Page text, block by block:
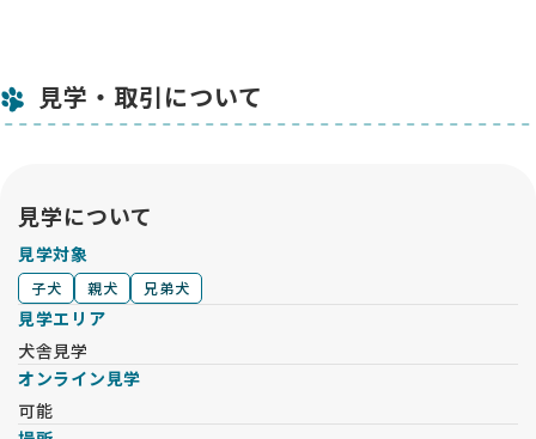
★★★お問い合わせの際のお願い★★★
ご要望の中で”毛色が薄め、濃いめ”、”小さめ、大きめ”などの
内容が多くみられますが、人ぞれぞれで感じ方が違いますので
うご要望もありますが、子犬ですので大人しい子は居りませ
ん。子犬は元気に遊ぶものですので大人しいほうが問題がある
ことも考えられます。
両親の性格から予想することはできますが、生活環境やしつけ
の仕方によって思ったような育ち方をしないこともあるという
ことをご了承ください。
大型飼養経験のない方は、子犬購入前に犬舎及び成犬見学をお
勧めいたします。
大型犬は、小中型犬と飼養環境やご用意する用品等が異なりま
見学・取引について
見学について
見学対象
子犬 親犬 兄弟犬
見学エリア
犬舎見学
オンライン見学
可能